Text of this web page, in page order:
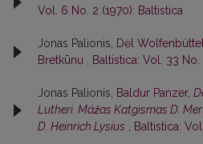
Vol. 6 No. 2 (1970): Baltistica
Jonas Palionis, Dėl
Bretkūnu , Baltistica: Vol. 33 No.
Jonas Palionis, Baldur Panzer,
Lutheri. Máźas Katgismas D.
D. Heinrich Lysius , Baltistica: